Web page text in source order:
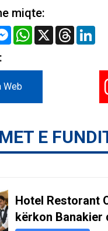
miqte:
Messenger
WhatsApp
X Threads
Web
E
Hotel Restorant
kërkon Banakier